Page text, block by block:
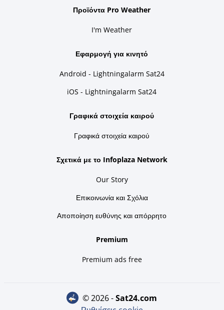
Προϊόντα Pro Weather
I'm Weather
Εφαρμογή για κινητό
Android - Lightningalarm Sat24
iOS - Lightningalarm Sat24
Γραφικά στοιχεία καιρού
Γραφικά στοιχεία καιρού
Σχετικά με το Infoplaza Network
Our Story
Επικοινωνία και Σχόλια
Αποποίηση ευθύνης και απόρρητο
Premium
Premium ads free
© 2026 - sat24.com